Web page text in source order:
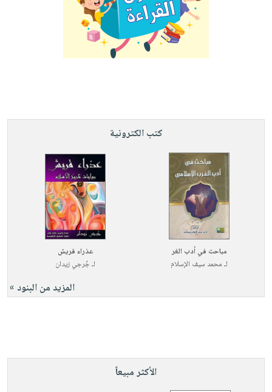
كتب الكترونية
مباحث في أدب الغر
لـمحمد سيف الإسلام
عذراء قريش
لـجُرجي زيدان
المزيد من البنود »
الأكثر مبيعاً